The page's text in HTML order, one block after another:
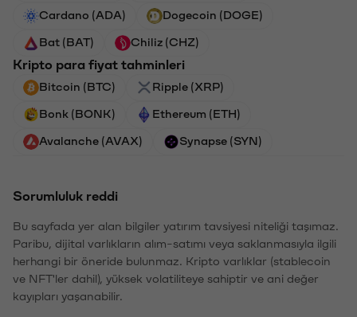
Cardano (ADA) Dogecoin (DOGE)
Bat (BAT) Chiliz (CHZ)
Kripto para fiyat tahminleri
Bitcoin (BTC) Ripple (XRP)
Bonk (BONK) Ethereum (ETH)
Avalanche (AVAX) Synapse (SYN)
Sorumluluk reddi
Bu sayfada yer alan bilgiler yatırım tavsiyesi niteliği taşımaz.
Paribu, dijital varlıkların alım-satımı veya saklanmasıyla ilgili
herhangi bir öneride bulunmaz. Kripto varlıklar (stablecoin
ve NFT'ler dahil), yüksek volatiliteye sahiptir ve ani değer
kayıpları yaşanabilir.